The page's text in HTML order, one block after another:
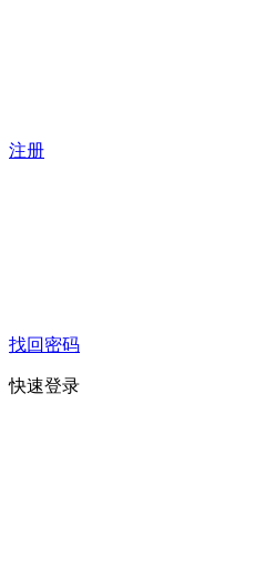
注册
找回密码
快速登录